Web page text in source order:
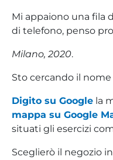
Mi appaiono una fila
di telefono, penso
Milano, 2020.
Sto cercando il
Digito su Google la
mappa su Google
situati gli esercizi
Sceglierò il negozio